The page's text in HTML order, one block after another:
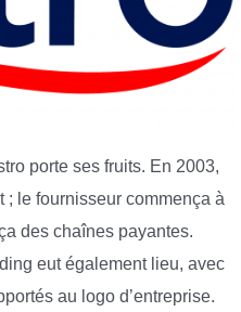
porte ses fruits. En 2003,
; le fournisseur commença à
des chaînes payantes.
eut également lieu, avec
au logo d’entreprise.